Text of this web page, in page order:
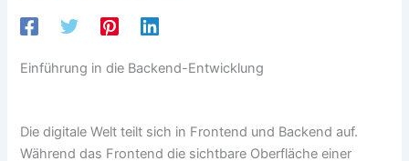
Einführung in die Backend-Entwicklung
Die digitale Welt teilt sich in Frontend und Backend auf.
Während das Frontend die sichtbare Oberfläche einer